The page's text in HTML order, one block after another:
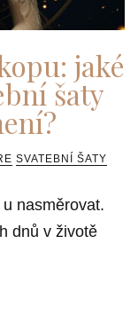
jaké
šaty
SVATEBNÍ ŠATY
nasměrovat.
dnů v životě